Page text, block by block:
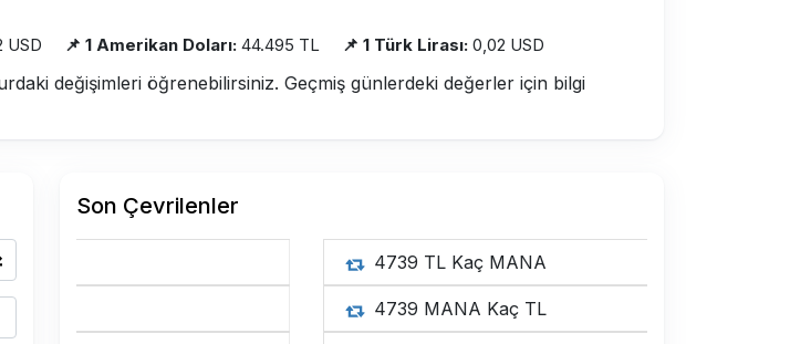
USD 📌 1 Amerikan Doları: 44.495 TL 📌 1 Türk Lirası: 0,02 USD
değişimleri öğrenebilirsiniz. Geçmiş günlerdeki değerler için bilgi
Son Çevrilenler